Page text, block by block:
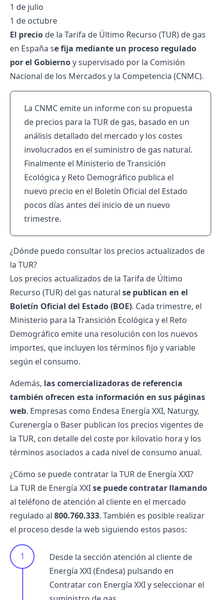
1 de julio
1 de octubre
El precio de la Tarifa de Último Recurso (TUR) de gas
en España se fija mediante un proceso regulado
por el Gobiernoy supervisado por la Comisión
Nacional de los Mercados y la Competencia (CNMC).
La CNMC emite un informe con su propuesta
de precios para la TUR de gas, basado en un
análisis detallado del mercado y los costes
involucrados en el suministro de gas natural.
Finalmente el Ministerio de Transición
Ecológica y Reto Demográfico publica el
nuevo precio en el Boletín Oficial del Estado
pocos días antes del inicio de un nuevo
trimestre.
¿Dónde puedo consultar los precios actualizados de
la TUR?
Los precios actualizados de la Tarifa de Último
Recurso (TUR) del gas natural se publican en el
Boletín Oficial del Estado (BOE). Cada trimestre, el
Ministerio para la Transición Ecológica y el Reto
Demográfico emite una resolución con los nuevos
importes, que incluyen los términos fijo y variable
según el consumo.
Además, las comercializadoras de referencia
también ofrecen esta información en sus páginas
web. Empresas como Endesa Energía XXI, Naturgy,
Curenergía o Baser publican los precios vigentes de
la TUR, con detalle del coste por kilovatio hora y los
términos asociados a cada nivel de consumo anual.
¿Cómo se puede contratar la TUR de Energía XXI?
La TUR de Energía XXIse puede contratar llamando
al teléfono de atención al cliente en el mercado
regulado al 800.760.333. También es posible realizar
el proceso desde la web siguiendo estos pasos:
Desde la sección atención al cliente de
Energía XXI (Endesa) pulsando en
Contratar con Energía XXI y seleccionar el